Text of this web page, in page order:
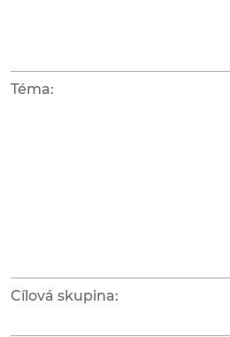
Téma:
Cílová skupina: